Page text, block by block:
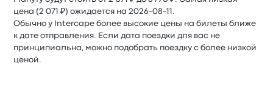
цена (2 071 ₽) ожидается на 2026-08-11.
Обычно у Intercape более высокие цены на билеты ближе
к дате отправления. Если дата поездки для вас не
принципиальна, можно подобрать поездку с более низкой
ценой.